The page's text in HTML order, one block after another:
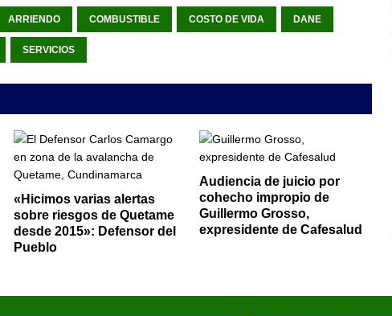
ARRIENDO COMBUSTIBLE COSTO DE VIDA DANE
SERVICIOS
«Hicimos varias alertas
sobre riesgos de Quetame
desde 2015»: Defensor del
Pueblo
Audiencia de juicio por
cohecho impropio de
Guillermo Grosso,
expresidente de Cafesalud